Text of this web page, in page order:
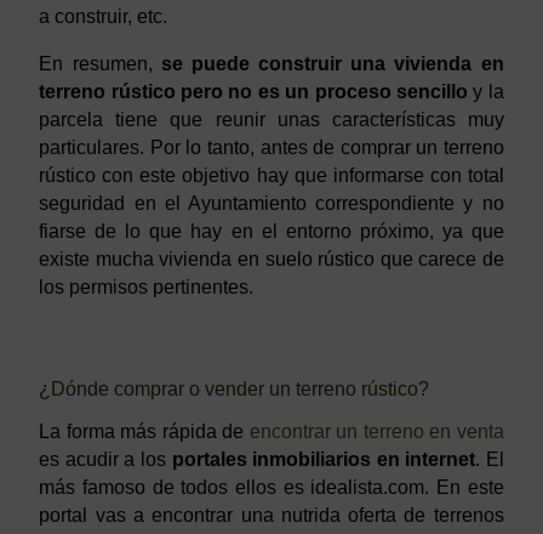
a construir, etc.
En resumen, se puede construir una vivienda en
terreno rústico pero no es un proceso sencillo y la
parcela tiene que reunir unas características muy
particulares. Por lo tanto, antes de comprar un terreno
rústico con este objetivo hay que informarse con total
seguridad en el Ayuntamiento correspondiente y no
fiarse de lo que hay en el entorno próximo, ya que
existe mucha vivienda en suelo rústico que carece de
los permisos pertinentes.
¿Dónde comprar o vender un terreno rústico?
La forma más rápida de encontrar un terreno en venta
es acudir a los portales inmobiliarios en internet. El
más famoso de todos ellos es idealista.com. En este
portal vas a encontrar una nutrida oferta de terrenos